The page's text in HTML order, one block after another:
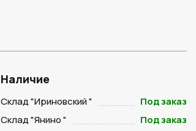
Наличие
Склад "Ириновский "
Под заказ
Склад "Янино "
Под заказ